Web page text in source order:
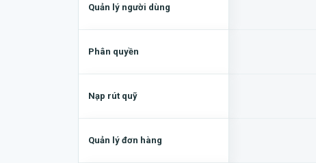
Quản lý người dùng
Phân quyền
Nạp rút quỹ
Quản lý đơn hàng